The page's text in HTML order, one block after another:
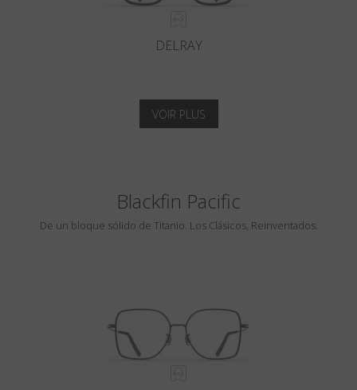
DELRAY
VOIR PLUS
Blackfin Pacific
De un bloque sólido de Titanio. Los Clásicos, Reinventados.